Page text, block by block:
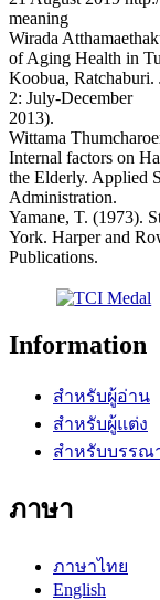
meaning
Wirada
of Aging Health in
Koobua, Ratchaburi.
2: July-December
2013).
Wittama
Internal factors on
the Elderly. Applied
Administration.
Yamane, T. (1973).
York. Harper and
Publications.
Information
สำหรับผู้อ่าน
สำหรับผู้แต่ง
สำหรับบรรณ
ภาษา
ภาษาไทย
English